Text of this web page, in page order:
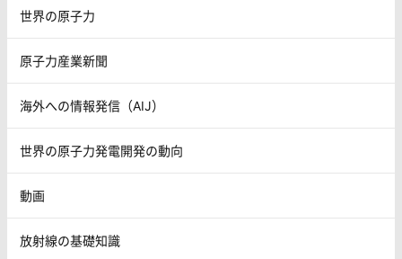
世界の原子力
原子力産業新聞
海外への情報発信（AIJ）
世界の原子力発電開発の動向
動画
放射線の基礎知識